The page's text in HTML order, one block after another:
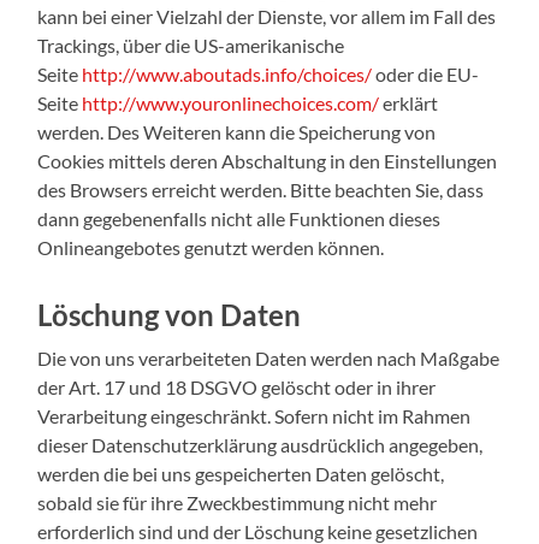
kann bei einer Vielzahl der Dienste, vor allem im Fall des
Trackings, über die US-amerikanische
Seite http://www.aboutads.info/choices/oder die EU-
Seite http://www.youronlinechoices.com/erklärt
werden. Des Weiteren kann die Speicherung von
Cookies mittels deren Abschaltung in den Einstellungen
des Browsers erreicht werden. Bitte beachten Sie, dass
dann gegebenenfalls nicht alle Funktionen dieses
Onlineangebotes genutzt werden können.
Löschung von Daten
Die von uns verarbeiteten Daten werden nach Maßgabe
der Art. 17 und 18 DSGVO gelöscht oder in ihrer
Verarbeitung eingeschränkt. Sofern nicht im Rahmen
dieser Datenschutzerklärung ausdrücklich angegeben,
werden die bei uns gespeicherten Daten gelöscht,
sobald sie für ihre Zweckbestimmung nicht mehr
erforderlich sind und der Löschung keine gesetzlichen